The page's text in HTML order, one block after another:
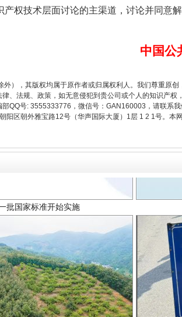
技术层面讨论的主渠道，讨论并同意
中国公
），其版权均属于原作者或归属权利人。我们尊重原
、法规、政策，如无意侵犯到贵公司或个人的知识产权
QQ号: 3555333776，微信号：GAN160003，请联系
区朝外雅宝路12号（华声国际大厦）1层 1 2 1号。本
批国家标准开始实施
以产业富民促振兴